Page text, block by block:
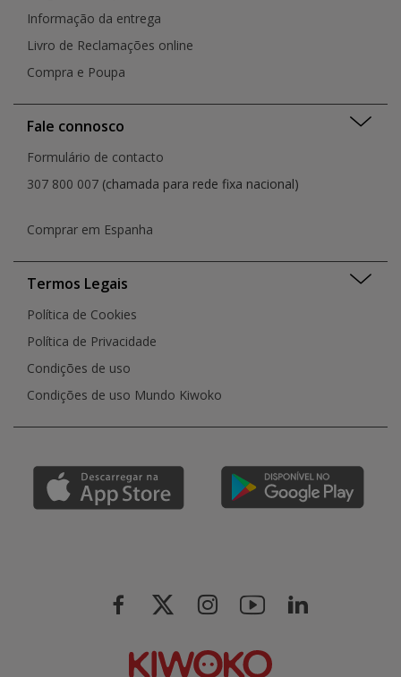
Informação da entrega
Livro de Reclamações online
Compra e Poupa
Fale connosco
Formulário de contacto
307 800 007 (chamada para rede fixa nacional)
Comprar em Espanha
Termos Legais
Política de Cookies
Política de Privacidade
Condições de uso
Condições de uso Mundo Kiwoko